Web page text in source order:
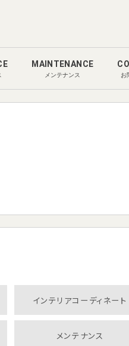
MAINTENANCE
メンテナンス お
インテリアコーディネート
メンテナンス